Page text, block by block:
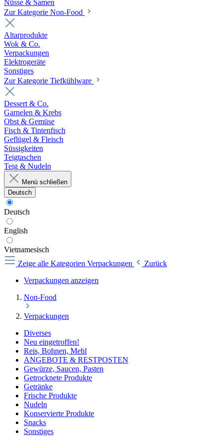
Nüsse & Samen
Zur Kategorie Non-Food
Altarprodukte
Wok & Co.
Verpackungen
Elektrogeräte
Sonstiges
Zur Kategorie Tiefkühlware
Dessert & Co.
Garnelen & Krebs
Obst & Gemüse
Fisch & Tintenfisch
Geflügel & Fleisch
Süssigkeiten
Teigtaschen
Teig & Nudeln
Menü schließen
Deutsch
Deutsch
English
Vietnamesisch
Zeige alle Kategorien Verpackungen
Zurück
Verpackungen anzeigen
Non-Food
Verpackungen
Diverses
Neu eingetroffen!
Reis, Bohnen, Mehl
ANGEBOTE & RESTPOSTEN
Gewürze, Saucen, Pasten
Getrocknete Produkte
Getränke
Frische Produkte
Nudeln
Konservierte Produkte
Snacks
Sonstiges